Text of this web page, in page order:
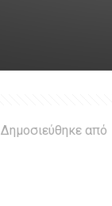
Δημοσιεύθηκε από